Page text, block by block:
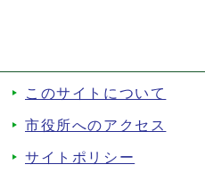
このサイトについて
市役所へのアクセス
サイトポリシー